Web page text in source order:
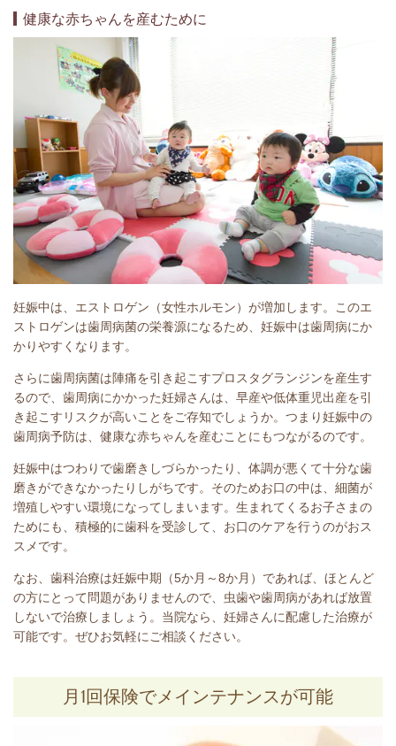
健康な赤ちゃんを産むために
妊娠中は、エストロゲン（女性ホルモン）が増加します。このエ
ストロゲンは歯周病菌の栄養源になるため、妊娠中は歯周病にか
かりやすくなります。
さらに歯周病菌は陣痛を引き起こすプロスタグランジンを産生す
るので、歯周病にかかった妊婦さんは、早産や低体重児出産を引
き起こすリスクが高いことをご存知でしょうか。つまり妊娠中の
歯周病予防は、健康な赤ちゃんを産むことにもつながるのです。
妊娠中はつわりで歯磨きしづらかったり、体調が悪くて十分な歯
磨きができなかったりしがちです。そのためお口の中は、細菌が
増殖しやすい環境になってしまいます。生まれてくるお子さまの
ためにも、積極的に歯科を受診して、お口のケアを行うのがおス
スメです。
なお、歯科治療は妊娠中期（5か月～8か月）であれば、ほとんど
の方にとって問題がありませんので、虫歯や歯周病があれば放置
しないで治療しましょう。当院なら、妊婦さんに配慮した治療が
可能です。ぜひお気軽にご相談ください。
月1回保険でメインテナンスが可能